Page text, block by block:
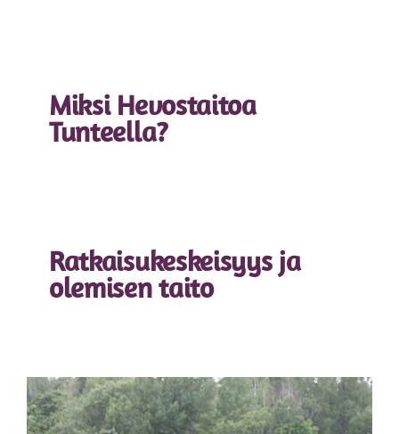
Miksi Hevostaitoa
Tunteella?
Ratkaisukeskeisyys ja
olemisen taito